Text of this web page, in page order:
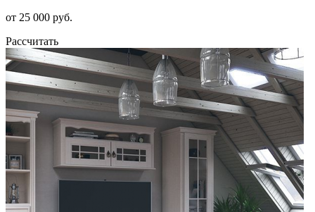
от 25 000 руб.
Рассчитать